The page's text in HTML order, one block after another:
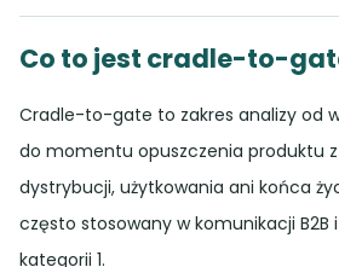
Co to jest cradle-to-
Cradle-to-gate to zakres analizy od
do momentu opuszczenia produktu
dystrybucji, użytkowania ani końca
często stosowany w komunikacji B2B
kategorii 1.